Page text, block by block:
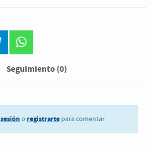
telegram
Seguimiento (0)
o registrarte para comentar.